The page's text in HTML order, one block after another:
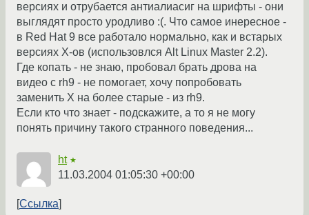
версиях и отрубается антиалиасиг на шрифты - они
выглядят просто уродливо :(. Что самое инересное -
в Red Hat 9 все работало нормально, как и встарых
версиях Х-ов (использовлся Alt Linux Master 2.2).
Где копать - не знаю, пробовал брать дрова на
видео с rh9 - не помогает, хочу попробовать
заменить Х на более старые - из rh9.
Если кто что знает - подскажите, а то я не могу
понять причину такого странного поведения...
ht ★
11.03.2004 01:05:30 +00:00
Ссылка